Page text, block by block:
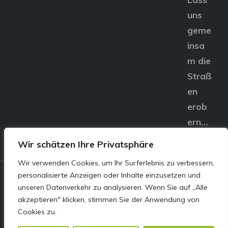
Wir schätzen Ihre Privatsphäre
Wir verwenden Cookies, um Ihr Surferlebnis zu verbessern,
personalisierte Anzeigen oder Inhalte einzusetzen und
unseren Datenverkehr zu analysieren. Wenn Sie auf „Alle
akzeptieren" klicken, stimmen Sie der Anwendung von
Cookies zu.
uns
geme
insa
m die
Straß
en
erob
ern…
© E&S Motors GmbH,
Linzer Straße 83 4240
Freistadt